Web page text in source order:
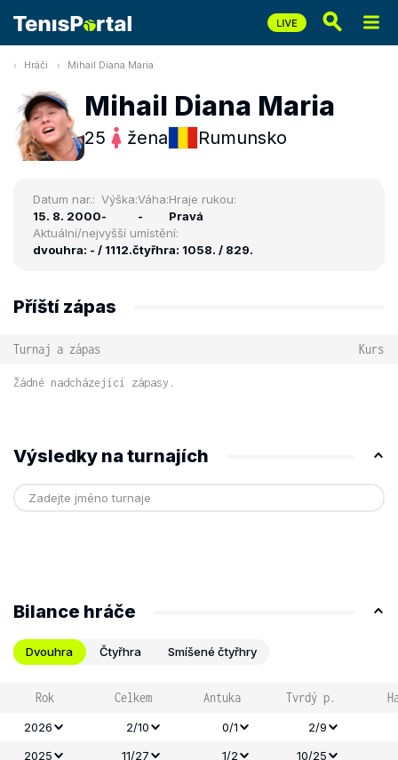
Hráči Mihail Diana Maria
Mihail Diana Maria
25 žena Rumunsko
Datum nar.:
15. 8. 2000
Výška:
-
Váha:
-
Hraje rukou:
Pravá
Aktuální/nejvyšší umístění:
dvouhra: - / 1112.čtyřhra: 1058. / 829.
Příští zápas
Turnaj a zápas Kurs
Žádné nadcházející zápasy.
Výsledky na turnajích
Bilance hráče
Dvouhra Čtyřhra Smíšené čtyřhry
Rok Celkem Antuka Tvrdý p.
2026 2/10 0/1
2/9
2025
11/27 1/2
10/25